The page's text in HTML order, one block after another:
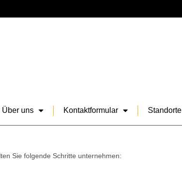
Über uns Kontaktformular Standorte
Sie folgende Schritte unternehmen: